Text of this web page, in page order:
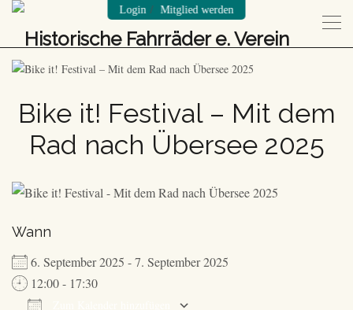
Login/Mitglied werden
Bike it! Festival – Mit dem
Rad nach Übersee 2025
Wann
6. September 2025 - 7. September 2025
12:00 - 17:30